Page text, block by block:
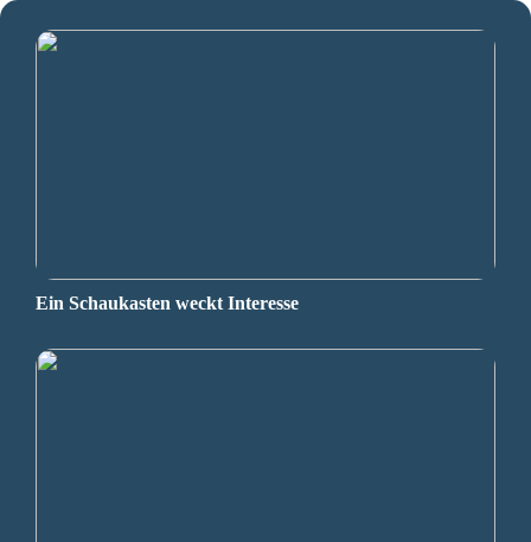
Ein Schaukasten weckt Interesse